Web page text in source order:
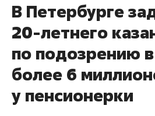
В Петербурге
20-летнего
по подозрению
более 6
у пенсионерки